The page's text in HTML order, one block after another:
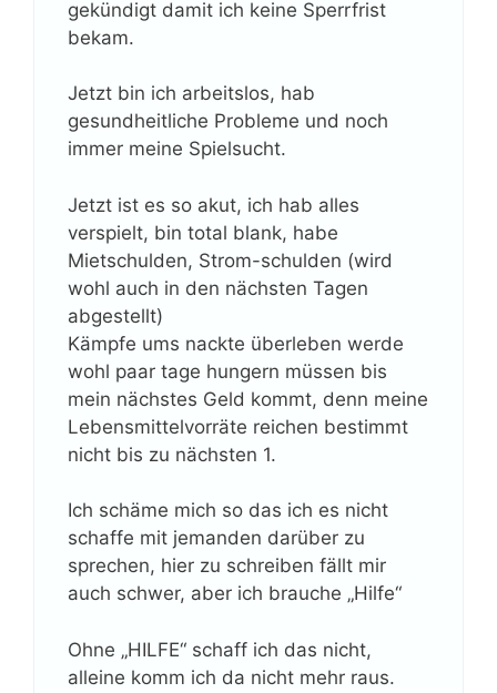
gekündigt damit ich keine Sperrfrist
bekam.
Jetzt bin ich arbeitslos, hab
gesundheitliche Probleme und noch
immer meine Spielsucht.
Jetzt ist es so akut, ich hab alles
verspielt, bin total blank, habe
Mietschulden, Strom-schulden (wird
wohl auch in den nächsten Tagen
abgestellt)
Kämpfe ums nackte überleben werde
wohl paar tage hungern müssen bis
mein nächstes Geld kommt, denn meine
Lebensmittelvorräte reichen bestimmt
nicht bis zu nächsten 1.
Ich schäme mich so das ich es nicht
schaffe mit jemanden darüber zu
sprechen, hier zu schreiben fällt mir
auch schwer, aber ich brauche „Hilfe“
Ohne „HILFE“ schaff ich das nicht,
alleine komm ich da nicht mehr raus.